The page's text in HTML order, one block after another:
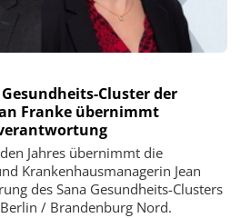
Cluster der
Franke übernimmt
Jahres übernimmt die
Krankenhausmanagerin Jean
des Sana Gesundheits-Clusters
/ Brandenburg Nord.